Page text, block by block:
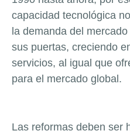
capacidad tecnológica
la demanda del
sus puertas, creciendo
servicios, al igual que
para el mercado global.
Las reformas deben ser